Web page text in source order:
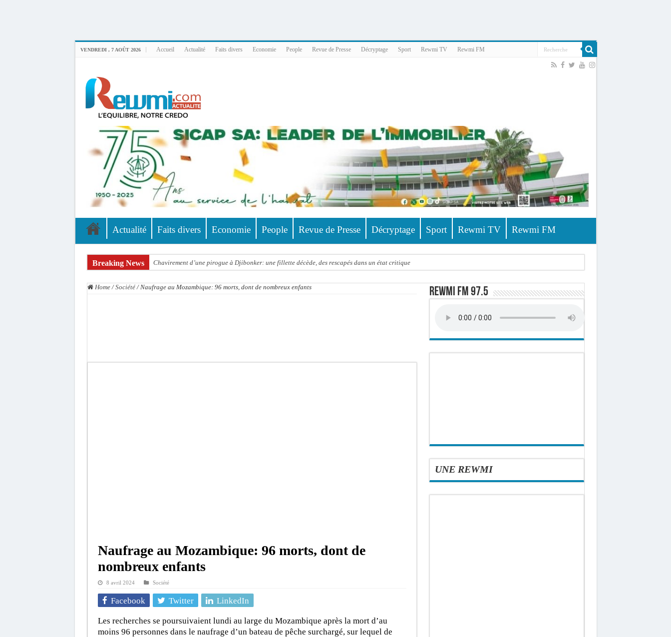
VENDREDI , 7 AOÛT 2026 Accueil Actualité Faits divers Economie People Revue de Presse Décryptage Sport Rewmi TV Rewmi FM
Actualité Faits divers Economie People Revue de Presse Décryptage Sport Rewmi TV Rewmi FM
Breaking News Chavirement d’une pirogue à Djibonker: une fillette décède, des rescapés dans un état critique
Kamb, l’Inspecteur de la jeunesse et des sports Guéladio Ba en tournée, un important lot de matériels sanitaire octroyé
Le Sénégal bénéficie de trois nouveaux financements de la Banque mondiale d’un montant global de 220,71 milliards de francs CFA
Home / Société / Naufrage au Mozambique: 96 morts, dont de nombreux enfants
Naufrage au Mozambique: 96 morts, dont de
nombreux enfants
8 avril 2024 Société
Facebook Twitter LinkedIn
Les recherches se poursuivaient lundi au large du Mozambique après la mort d’au
moins 96 personnes dans le naufrage d’un bateau de pêche surchargé, sur lequel de
Rewmi FM 97.5
UNE REWMI